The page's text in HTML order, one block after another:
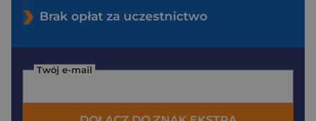
Brak opłat za uczestnictwo
Twój e-mail